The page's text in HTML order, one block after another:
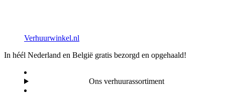
Verhuurwinkel.nl
In héél Nederland en België gratis bezorgd en opgehaald!
Ons verhuurassortiment